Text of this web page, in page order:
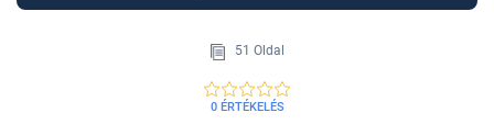
51 Oldal
0 ÉRTÉKELÉS